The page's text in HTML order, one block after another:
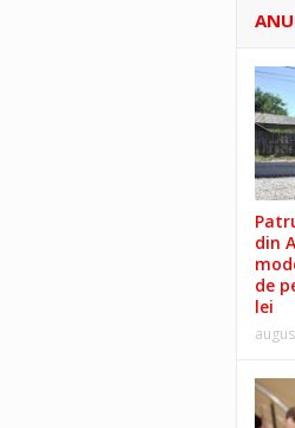
din
de
lei